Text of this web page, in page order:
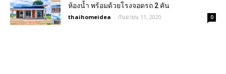
ห้องน้ำ พร้อมด้วยโรงจอดรถ 2 คัน
thaihomeidea - กันยายน 11, 2020 0